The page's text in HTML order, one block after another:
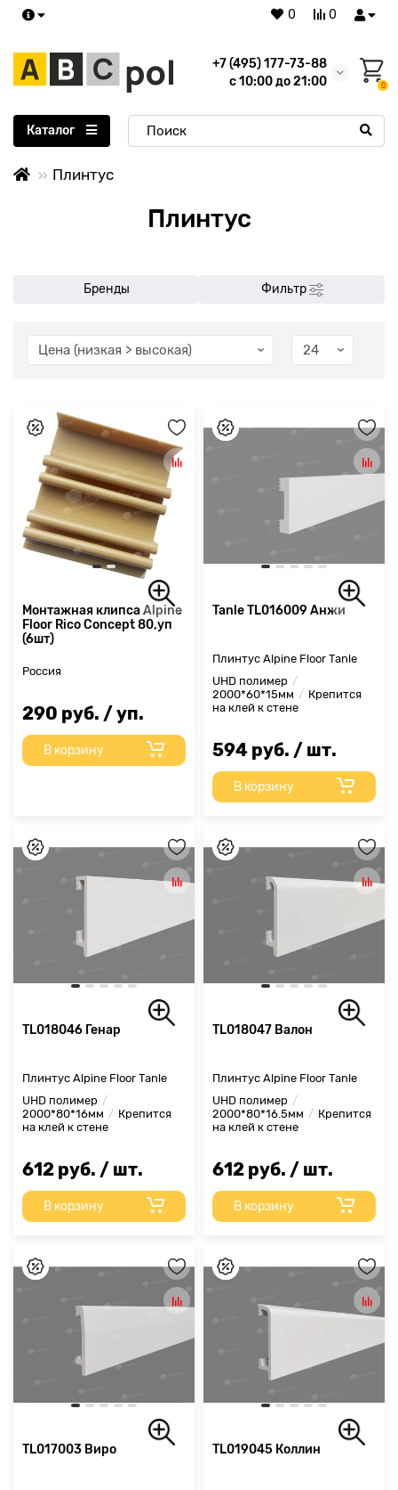
0
0
+7 (495) 177-73-88
с 10:00 до 21:00
0
Каталог
Плинтус
Плинтус
Бренды Фильтр
Монтажная клипса Alpine
Floor Rico Concept 80,уп
(6шт)
Россия
290 руб. / уп.
В корзину
Tanle TL016009 Анжи
Плинтус Alpine Floor Tanle
UHD полимер
2000*60*15мм
Крепится
на клей к стене
594 руб. / шт.
В корзину
TL018046 Генар
Плинтус Alpine Floor Tanle
UHD полимер
2000*80*16мм
Крепится
на клей к стене
612 руб. / шт.
В корзину
TL018047 Валон
Плинтус Alpine Floor Tanle
UHD полимер
2000*80*16.5мм
Крепится
на клей к стене
612 руб. / шт.
В корзину
TL017003 Виро TL019045 Коллин